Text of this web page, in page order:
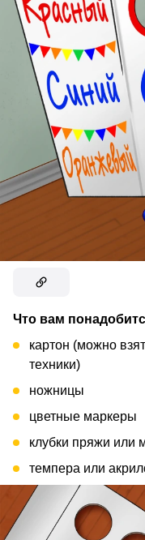
Что вам
картон (можно
техники)
ножницы
цветные маркеры
клубки пряжи или
темпера или